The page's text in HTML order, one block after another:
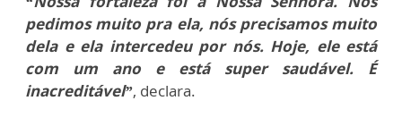
pedimos muito pra ela, nós precisamos muito
dela e ela intercedeu por nós. Hoje, ele está
com um ano e está super saudável. É
inacreditável”, declara.